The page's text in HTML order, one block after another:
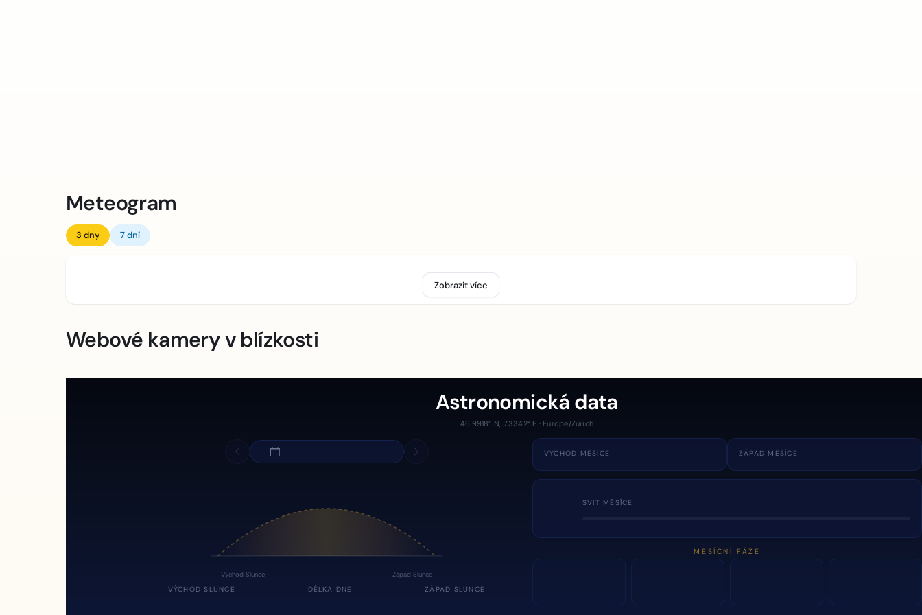
Meteogram
3 dny 7 dní
Zobrazit více
Webové kamery v blízkosti
Astronomická data
46.9918° N, 7.3342° E · Europe/Zurich
Východ Slunce Západ Slunce
VÝCHOD SLUNCE DÉLKA DNE ZÁPAD SLUNCE
VÝCHOD MĚSÍCE ZÁPAD MĚSÍCE
SVIT MĚSÍCE
MĚSÍČNÍ FÁZE